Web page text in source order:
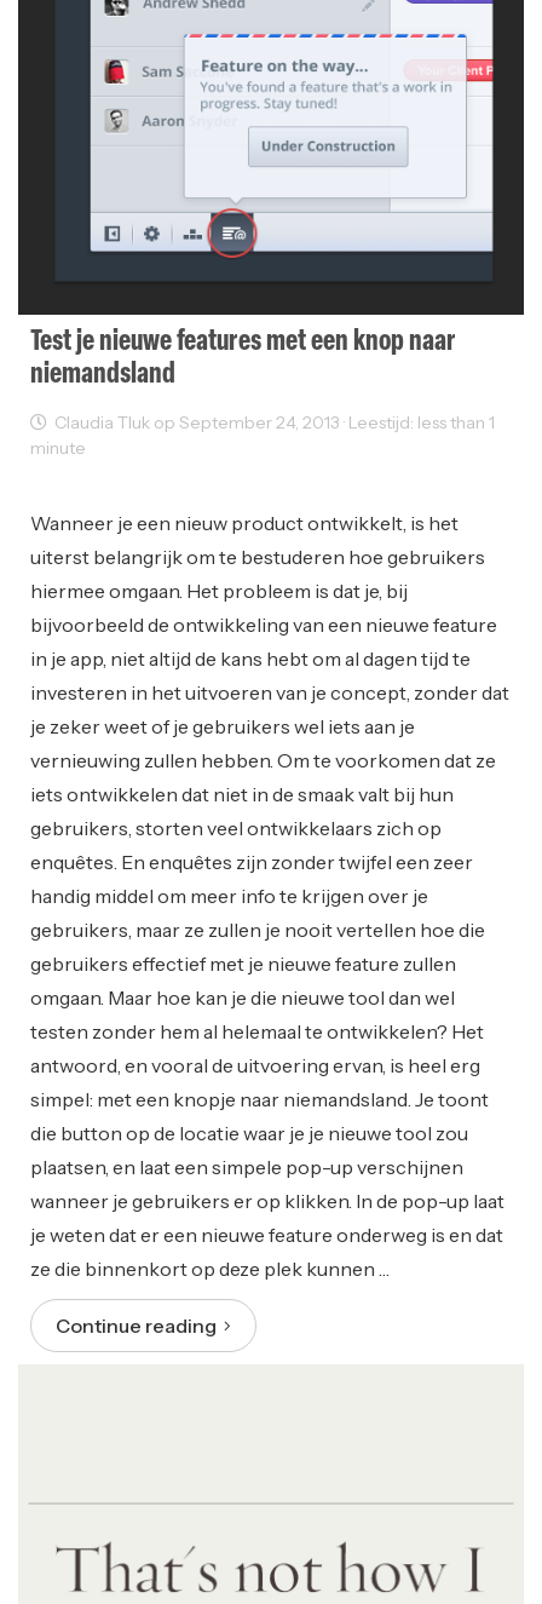
Test je nieuwe features met een knop naar
niemandsland
Claudia Tluk op September 24, 2013 · Leestijd: less than 1
minute
Wanneer je een nieuw product ontwikkelt, is het
uiterst belangrijk om te bestuderen hoe gebruikers
hiermee omgaan. Het probleem is dat je, bij
bijvoorbeeld de ontwikkeling van een nieuwe feature
in je app, niet altijd de kans hebt om al dagen tijd te
investeren in het uitvoeren van je concept, zonder dat
je zeker weet of je gebruikers wel iets aan je
vernieuwing zullen hebben. Om te voorkomen dat ze
iets ontwikkelen dat niet in de smaak valt bij hun
gebruikers, storten veel ontwikkelaars zich op
enquêtes. En enquêtes zijn zonder twijfel een zeer
handig middel om meer info te krijgen over je
gebruikers, maar ze zullen je nooit vertellen hoe die
gebruikers effectief met je nieuwe feature zullen
omgaan. Maar hoe kan je die nieuwe tool dan wel
testen zonder hem al helemaal te ontwikkelen? Het
antwoord, en vooral de uitvoering ervan, is heel erg
simpel: met een knopje naar niemandsland. Je toont
die button op de locatie waar je je nieuwe tool zou
plaatsen, en laat een simpele pop-up verschijnen
wanneer je gebruikers er op klikken. In de pop-up laat
je weten dat er een nieuwe feature onderweg is en dat
ze die binnenkort op deze plek kunnen …
Continue reading